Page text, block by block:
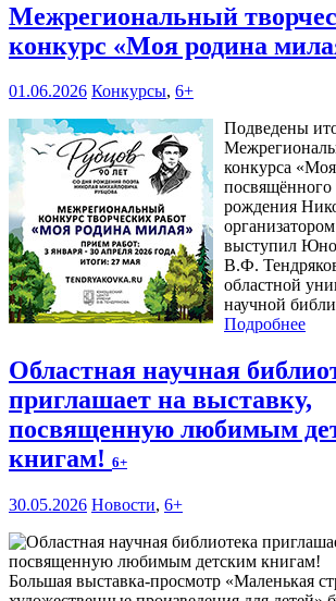
Межрегиональный
конкурс «Моя родина
01.06.2026 Конкурсы, 6+
Подведены
конкурса
рождения
выступил
В.Ф.
областной
научной
Подробнее
Областная научная
приглашает на выставку,
посвященную любимым
книгам! 6+
30.05.2026 Новости, 6+
Большая выставка-просмотр «Маленькая